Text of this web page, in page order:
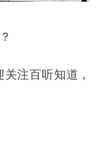
注百听知道，